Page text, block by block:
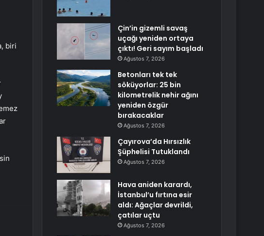
biri
Çin’in gizemli savaş
uçağı yeniden ortaya
çıktı! Geri sayım başladı
Ağustos 7, 2026
Betonları tek tek
söküyorlar: 25 bin
kilometrelik nehir ağını
yeniden özgür
bırakacaklar
Ağustos 7, 2026
Çayırova’da Hırsızlık
Şüphelisi Tutuklandı
Ağustos 7, 2026
Hava aniden karardı,
İstanbul’u fırtına esir
aldı: Ağaçlar devrildi,
çatılar uçtu
Ağustos 7, 2026